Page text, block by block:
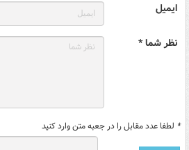
ایمیل
نظر شما *
* لطفا عدد مقابل را در جعبه متن وارد کنید